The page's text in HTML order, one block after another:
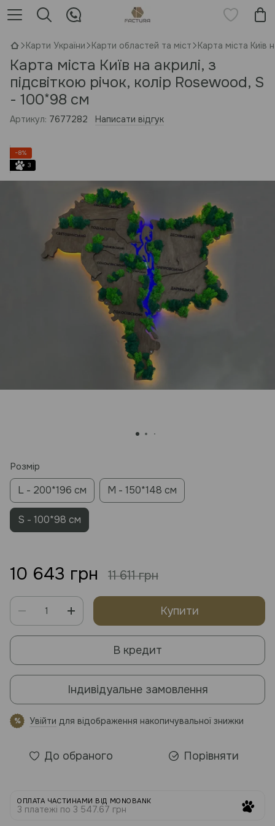
Карти України Карти областей та міст Карта міста Київ
Карта міста Київ на акрилі, з
підсвіткою річок, колір Rosewood, S
- 100*98 см
Артикул: 7677282 Написати відгук
−8%
3
Розмір
L - 200*196 см M - 150*148 см
S - 100*98 см
10 643 грн 11 611 грн
Купити
В кредит
Індивідуальне замовлення
% Увійти для відображення накопичувальної знижки
До обраного Порівняти
ОПЛАТА ЧАСТИНАМИ ВІД MONOBANK
3 платежі по 3 547.67 грн